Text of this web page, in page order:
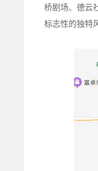
桥剧场、德云
标志性的独特